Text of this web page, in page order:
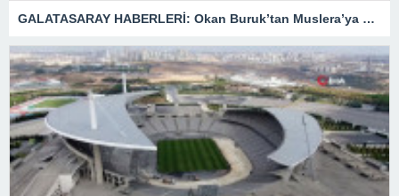
GALATASARAY HABERLERİ: Okan Buruk’tan Muslera’ya özel görev